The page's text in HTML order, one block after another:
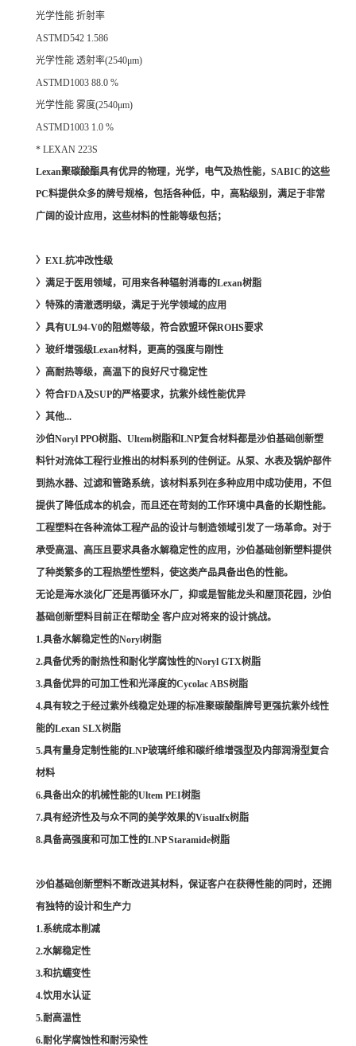
光学性能 折射率
ASTMD542 1.586
光学性能 透射率(2540μm)
ASTMD1003 88.0 %
光学性能 雾度(2540μm)
ASTMD1003 1.0 %
* LEXAN 223S
Lexan聚碳酸酯具有优异的物理，光学，电气及热性能，SABIC的这些
PC料提供众多的牌号规格，包括各种低，中，高粘级别，满足于非常
广阔的设计应用，这些材料的性能等级包括；
〉EXL抗冲改性级
〉满足于医用领域，可用来各种辐射消毒的Lexan树脂
〉特殊的清澈透明级，满足于光学领域的应用
〉具有UL94-V0的阻燃等级，符合欧盟环保ROHS要求
〉玻纤增强级Lexan材料，更高的强度与刚性
〉高耐热等级，高温下的良好尺寸稳定性
〉符合FDA及SUP的严格要求，抗紫外线性能优异
〉其他...
沙伯Noryl PPO树脂、Ultem树脂和LNP复合材料都是沙伯基础创新塑
料针对流体工程行业推出的材料系列的佳例证。从泵、水表及锅炉部件
到热水器、过滤和管路系统，该材料系列在多种应用中成功使用，不但
提供了降低成本的机会，而且还在苛刻的工作环境中具备的长期性能。
工程塑料在各种流体工程产品的设计与制造领域引发了一场革命。对于
承受高温、高压且要求具备水解稳定性的应用，沙伯基础创新塑料提供
了种类繁多的工程热塑性塑料，使这类产品具备出色的性能。
无论是海水淡化厂还是再循环水厂，抑或是智能龙头和屋顶花园，沙伯
基础创新塑料目前正在帮助全 客户应对将来的设计挑战。
1.具备水解稳定性的Noryl树脂
2.具备优秀的耐热性和耐化学腐蚀性的Noryl GTX树脂
3.具备优异的可加工性和光泽度的Cycolac ABS树脂
4.具有较之于经过紫外线稳定处理的标准聚碳酸酯牌号更强抗紫外线性
能的Lexan SLX树脂
5.具有量身定制性能的LNP玻璃纤维和碳纤维增强型及内部润滑型复合
材料
6.具备出众的机械性能的Ultem PEI树脂
7.具有经济性及与众不同的美学效果的Visualfx树脂
8.具备高强度和可加工性的LNP Staramide树脂
沙伯基础创新塑料不断改进其材料，保证客户在获得性能的同时，还拥
有独特的设计和生产力
1.系统成本削减
2.水解稳定性
3.和抗蠕变性
4.饮用水认证
5.耐高温性
6.耐化学腐蚀性和耐污染性